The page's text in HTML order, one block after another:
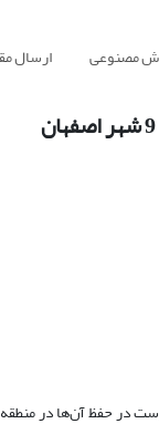
مصنوعی ارسال